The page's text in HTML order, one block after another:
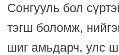
Сонгууль бол
тэгш боломж,
шиг амьдарч, улс